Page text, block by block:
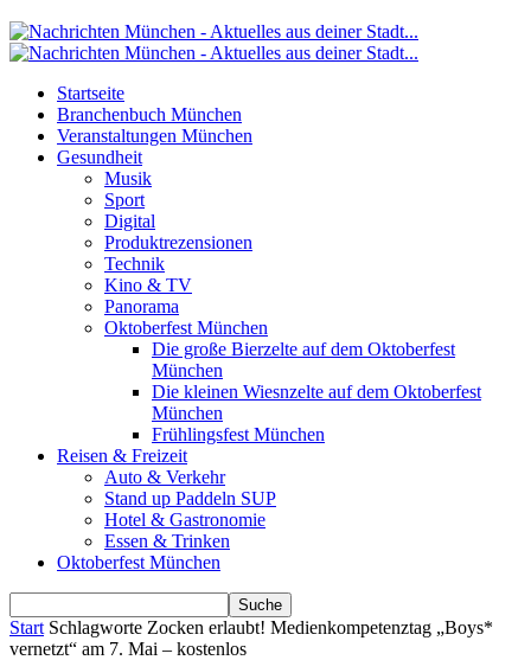
Startseite
Branchenbuch München
Veranstaltungen München
Gesundheit
Musik
Sport
Digital
Produktrezensionen
Technik
Kino & TV
Panorama
Oktoberfest München
Die große Bierzelte auf dem Oktoberfest
München
Die kleinen Wiesnzelte auf dem Oktoberfest
München
Frühlingsfest München
Reisen & Freizeit
Auto & Verkehr
Stand up Paddeln SUP
Hotel & Gastronomie
Essen & Trinken
Oktoberfest München
Start Schlagworte Zocken erlaubt! Medienkompetenztag „Boys*
vernetzt“ am 7. Mai – kostenlos